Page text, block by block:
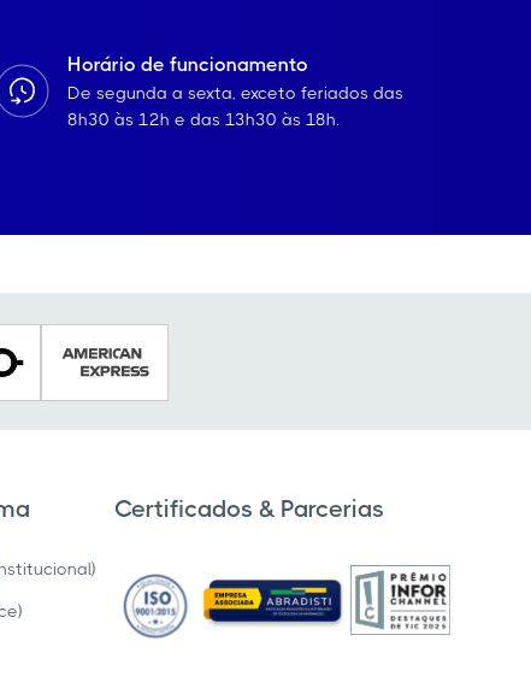
Horário de funcionamento
De segunda a sexta, exceto feriados das
8h30 às 12h e das 13h30 às 18h.
Certificados & Parcerias